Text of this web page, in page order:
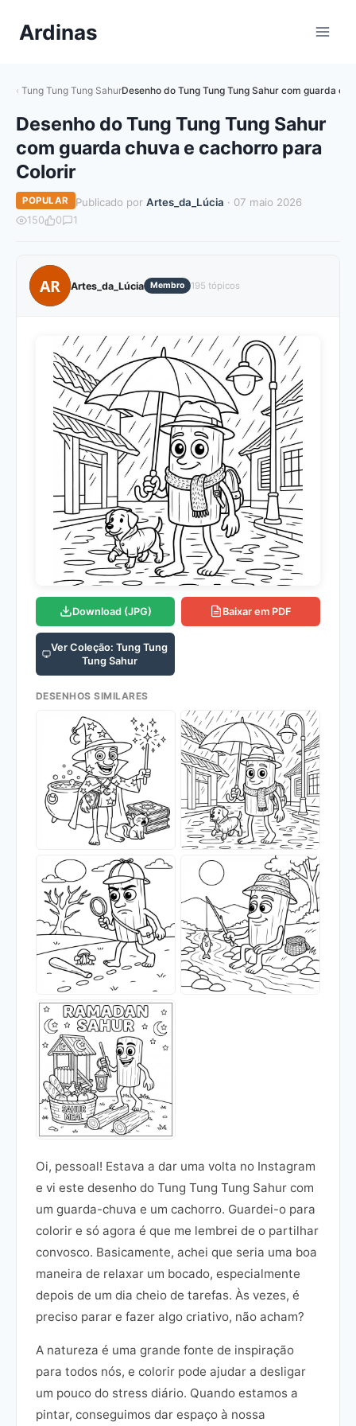
paraArdinas
Tung Tung Tung SahurDesenho do Tung Tung Tung Sahur com guarda
Desenho do Tung Tung Tung Sahur
com guarda chuva e cachorro para
Colorir
POPULAR Publicado por Artes_da_Lúcia · 07 maio 2026
150 0 1
AR Artes_da_Lúcia Membro 195 tópicos
Download (JPG) Baixar em PDF
Ver Coleção: Tung Tung
Tung Sahur
DESENHOS SIMILARES
Oi, pessoal! Estava a dar uma volta no Instagram
e vi este desenho do Tung Tung Tung Sahur com
um guarda-chuva e um cachorro. Guardei-o para
colorir e só agora é que me lembrei de o partilhar
convosco. Basicamente, achei que seria uma boa
maneira de relaxar um bocado, especialmente
depois de um dia cheio de tarefas. Às vezes, é
preciso parar e fazer algo criativo, não acham?
A natureza é uma grande fonte de inspiração
para todos nós, e colorir pode ajudar a desligar
um pouco do stress diário. Quando estamos a
pintar, conseguimos dar espaço à nossa